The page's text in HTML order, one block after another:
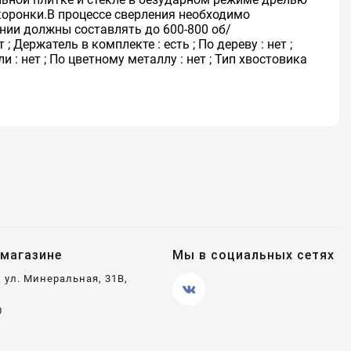
процессе сверления необходимо
должны составлять до 600-800 об/
в комплекте : есть ; По дереву : нет ;
: нет ; По цветному металлу : нет ; Тип хвостовика
ул. Минеральная, 31В,
Мы в социальных сетях